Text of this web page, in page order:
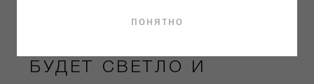
БУДЕТ СВЕТЛО И
понятно